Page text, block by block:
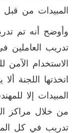
المبيدات من
تدريب العاملين
الاستخدام الآمن
اتخذتها اللجنة
المبيدات إلا
تدريب في كل